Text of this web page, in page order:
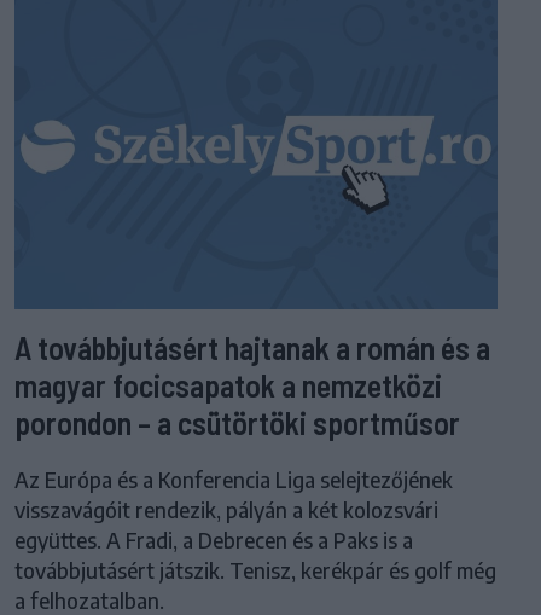
A továbbjutásért hajtanak a román és a
magyar focicsapatok a nemzetközi
porondon – a csütörtöki sportműsor
Az Európa és a Konferencia Liga selejtezőjének
visszavágóit rendezik, pályán a két kolozsvári
együttes. A Fradi, a Debrecen és a Paks is a
továbbjutásért játszik. Tenisz, kerékpár és golf még
a felhozatalban.